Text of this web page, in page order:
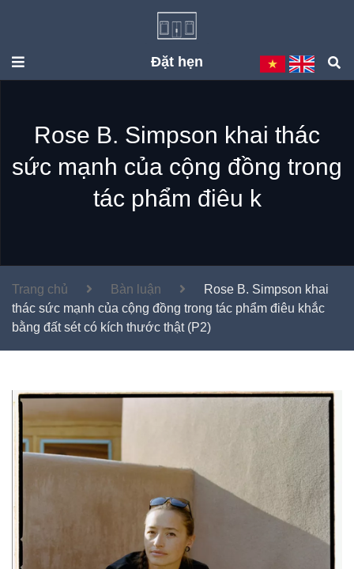
Đặt hẹn
Rose B. Simpson khai thác
sức mạnh của cộng đồng trong
tác phẩm điêu k
Trang chủ Bàn luận
Rose B. Simpson khai
thác sức mạnh của cộng đồng trong tác phẩm điêu khắc
bằng đất sét có kích thước thật (P2)